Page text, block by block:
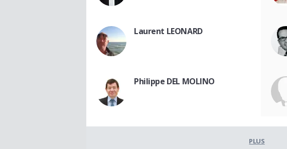
Laurent LEONARD
Philippe DEL MOLINO
PLUS